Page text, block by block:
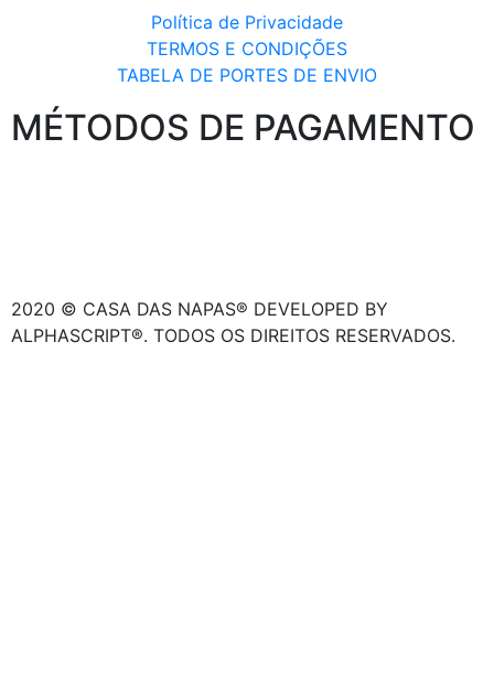
Política de Privacidade
TERMOS E CONDIÇÕES
TABELA DE PORTES DE ENVIO
MÉTODOS DE PAGAMENTO
2020 © CASA DAS NAPAS® DEVELOPED BY
ALPHASCRIPT®. TODOS OS DIREITOS RESERVADOS.